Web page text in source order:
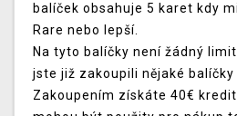
balíček obsahuje 5 karet kdy
Rare nebo lepší.
Na tyto balíčky není žádný
jste již zakoupili nějaké balíčky
Zakoupením získáte 40€